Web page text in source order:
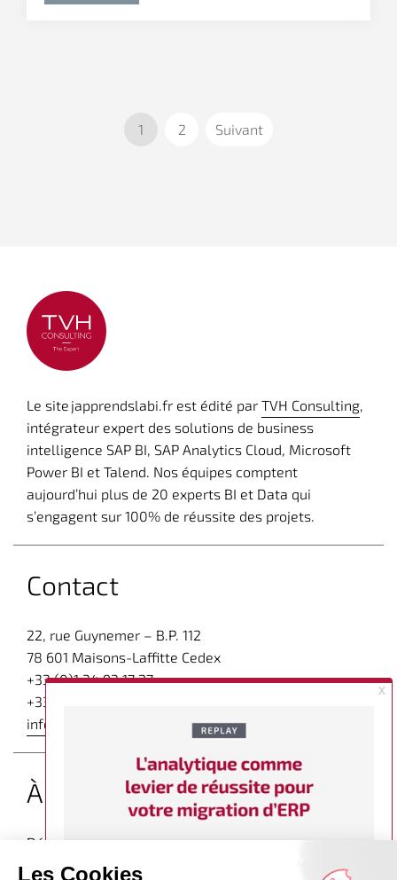
1 2 Suivant
Le site japprendslabi.fr est édité par TVH Consulting,
intégrateur expert des solutions de business
intelligence SAP BI, SAP Analytics Cloud, Microsoft
Power BI et Talend. Nos équipes comptent
aujourd’hui plus de 20 experts BI et Data qui
s’engagent sur 100% de réussite des projets.
Contact
22, rue Guynemer – B.P. 112
78 601 Maisons-Laffitte Cedex
+33 (0)1 34 93 17 27
+33 (0)1 34 93 49 49
infos@tvhconsulting.com
À propos
Découvrez d’autres articles expert surle blog de TVH
Consulting dédié à la Business Intelligence